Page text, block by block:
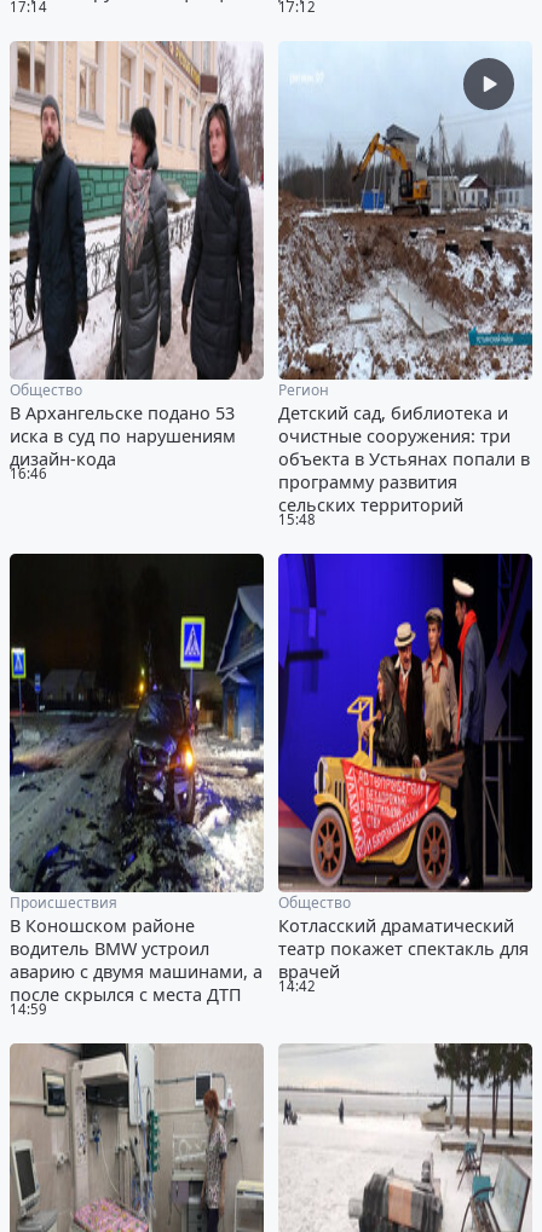
17:14 17:12
16:46
Общество
В Архангельске подано 53
иска в суд по нарушениям
дизайн-кода
15:48
Регион
Детский сад, библиотека и
очистные сооружения: три
объекта в Устьянах попали в
программу развития
сельских территорий
14:59
Происшествия
В Коношском районе
водитель BMW устроил
аварию с двумя машинами, а
после скрылся с места ДТП
14:42
Общество
Котласский драматический
театр покажет спектакль для
врачей